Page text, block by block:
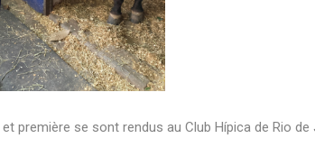
première se sont rendus au Club Hípica de Rio